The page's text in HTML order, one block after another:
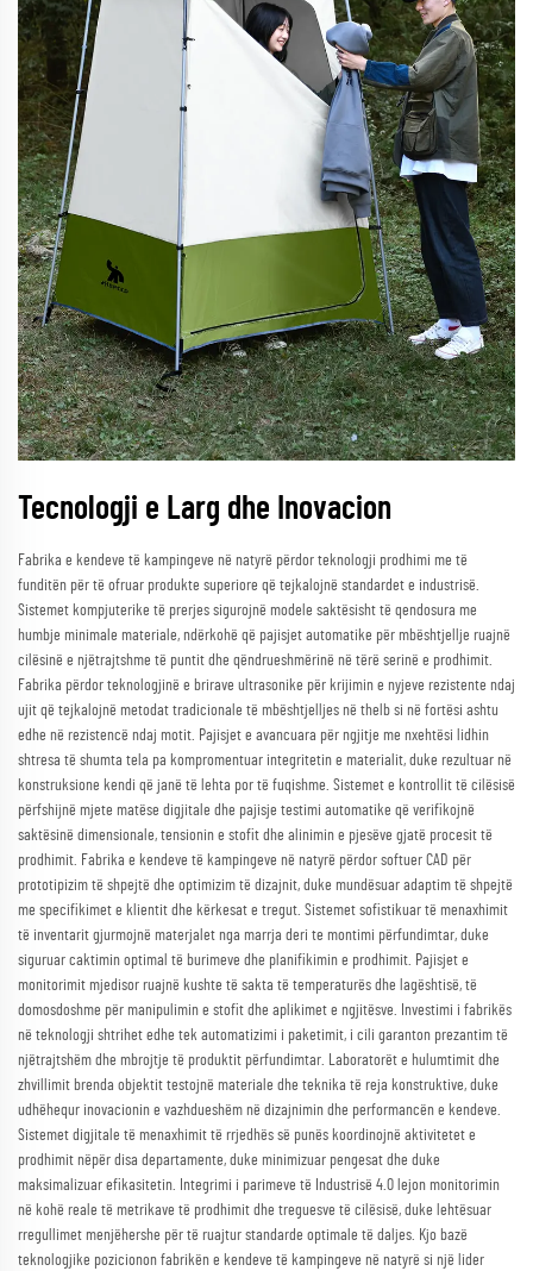
Tecnologji e Larg dhe Inovacion
Fabrika e kendeve të kampingeve në natyrë përdor teknologji prodhimi me të
funditën për të ofruar produkte superiore që tejkalojnë standardet e industrisë.
Sistemet kompjuterike të prerjes sigurojnë modele saktësisht të qendosura me
humbje minimale materiale, ndërkohë që pajisjet automatike për mbështjellje ruajnë
cilësinë e njëtrajtshme të puntit dhe qëndrueshmërinë në tërë serinë e prodhimit.
Fabrika përdor teknologjinë e brirave ultrasonike për krijimin e nyjeve rezistente ndaj
ujit që tejkalojnë metodat tradicionale të mbështjelljes në thelb si në fortësi ashtu
edhe në rezistencë ndaj motit. Pajisjet e avancuara për ngjitje me nxehtësi lidhin
shtresa të shumta tela pa kompromentuar integritetin e materialit, duke rezultuar në
konstruksione kendi që janë të lehta por të fuqishme. Sistemet e kontrollit të cilësisë
përfshijnë mjete matëse digjitale dhe pajisje testimi automatike që verifikojnë
saktësinë dimensionale, tensionin e stofit dhe alinimin e pjesëve gjatë procesit të
prodhimit. Fabrika e kendeve të kampingeve në natyrë përdor softuer CAD për
prototipizim të shpejtë dhe optimizim të dizajnit, duke mundësuar adaptim të shpejtë
me specifikimet e klientit dhe kërkesat e tregut. Sistemet sofistikuar të menaxhimit
të inventarit gjurmojnë materjalet nga marrja deri te montimi përfundimtar, duke
siguruar caktimin optimal të burimeve dhe planifikimin e prodhimit. Pajisjet e
monitorimit mjedisor ruajnë kushte të sakta të temperaturës dhe lagështisë, të
domosdoshme për manipulimin e stofit dhe aplikimet e ngjitësve. Investimi i fabrikës
në teknologji shtrihet edhe tek automatizimi i paketimit, i cili garanton prezantim të
njëtrajtshëm dhe mbrojtje të produktit përfundimtar. Laboratorët e hulumtimit dhe
zhvillimit brenda objektit testojnë materiale dhe teknika të reja konstruktive, duke
udhëhequr inovacionin e vazhdueshëm në dizajnimin dhe performancën e kendeve.
Sistemet digjitale të menaxhimit të rrjedhës së punës koordinojnë aktivitetet e
prodhimit nëpër disa departamente, duke minimizuar pengesat dhe duke
maksimalizuar efikasitetin. Integrimi i parimeve të Industrisë 4.0 lejon monitorimin
në kohë reale të metrikave të prodhimit dhe treguesve të cilësisë, duke lehtësuar
rregullimet menjëhershe për të ruajtur standarde optimale të daljes. Kjo bazë
teknologjike pozicionon fabrikën e kendeve të kampingeve në natyrë si një lider